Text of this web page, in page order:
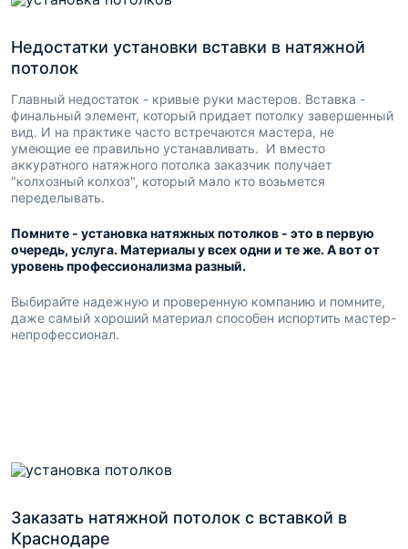
Недостатки установки вставки в натяжной
потолок
Главный недостаток - кривые руки мастеров. Вставка -
финальный элемент, который придает потолку завершенный
вид. И на практике часто встречаются мастера, не
умеющие ее правильно устанавливать. И вместо
аккуратного натяжного потолка заказчик получает
"колхозный колхоз", который мало кто возьмется
переделывать.
Помните - установка натяжных потолков - это в первую
очередь, услуга. Материалы у всех одни и те же. А вот от
уровень профессионализма разный.
Выбирайте надежную и проверенную компанию и помните,
даже самый хороший материал способен испортить мастер-
непрофессионал.
Заказать натяжной потолок с вставкой в
Краснодаре